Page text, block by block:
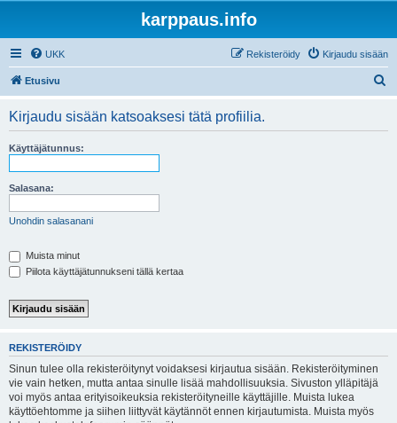
karppaus.info
UKK Kirjaudu sisään
Rekisteröidy
Etusivu
Kirjaudu sisään katsoaksesi tätä profiilia.
Käyttäjätunnus:
Salasana:
Unohdin salasanani
Muista minut
Piilota käyttäjätunnukseni tällä kertaa
REKISTERÖIDY
Sinun tulee olla rekisteröitynyt voidaksesi kirjautua sisään. Rekisteröityminen
vie vain hetken, mutta antaa sinulle lisää mahdollisuuksia. Sivuston ylläpitäjä
voi myös antaa erityisoikeuksia rekisteröityneille käyttäjille. Muista lukea
käyttöehtomme ja siihen liittyvät käytännöt ennen kirjautumista. Muista myös